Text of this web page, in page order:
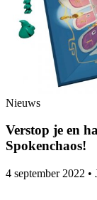
Nieuws
Verstop je en
Spokenchaos!
4 september 2022 •